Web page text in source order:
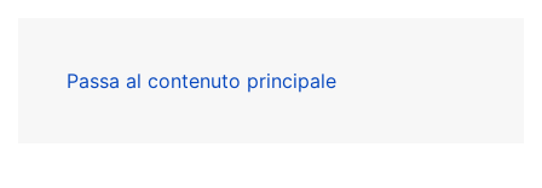
Passa al contenuto principale